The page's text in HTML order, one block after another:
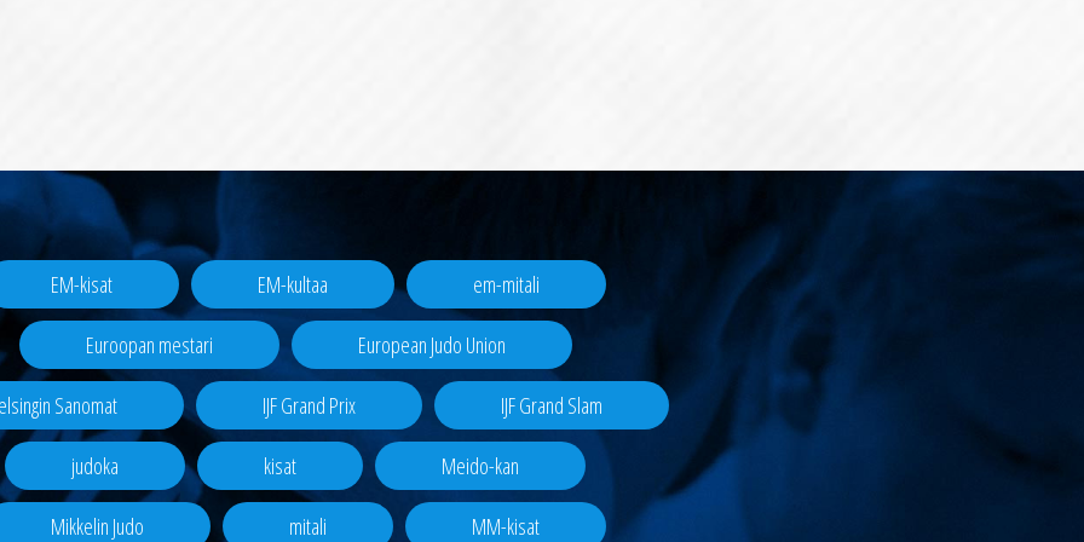
EM-kisat EM-kultaa em-mitali
Euroopan mestari European Judo Union
Sanomat IJF Grand Prix IJF Grand Slam
judoka kisat Meido-kan
Mikkelin Judo mitali MM-kisat